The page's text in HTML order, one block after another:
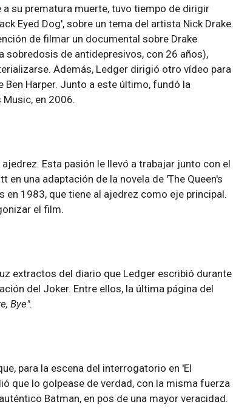
su prematura muerte, tuvo tiempo de dirigir
Eyed Dog', sobre un tema del artista Nick Drake.
de filmar un documental sobre Drake
sobredosis de antidepresivos, con 26 años),
Además, Ledger dirigió otro vídeo para
Ben Harper. Junto a este último, fundó la
en 2006.
Esta pasión le llevó a trabajar junto con el
en una adaptación de la novela de 'The Queen's
en 1983, que tiene al ajedrez como eje principal.
el film.
extractos del diario que Ledger escribió durante
del Joker. Entre ellos, la última página del
Bye".
para la escena del interrogatorio en 'El
que lo golpease de verdad, con la misma fuerza
Batman, en pos de una mayor veracidad.